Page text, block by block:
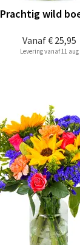
Vanaf€ 25,95
Prachtig wild
Levering vanaf 11 aug